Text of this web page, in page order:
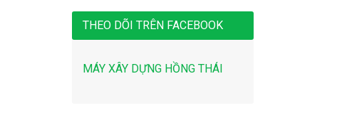
THEO DÕI TRÊN FACEBOOK
MÁY XÂY DỰNG HỒNG THÁI